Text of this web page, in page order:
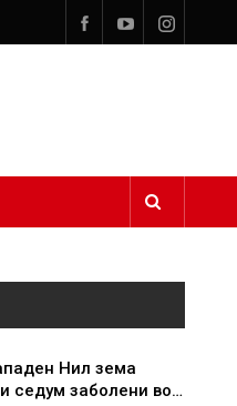
Нил зема
седум заболени во…